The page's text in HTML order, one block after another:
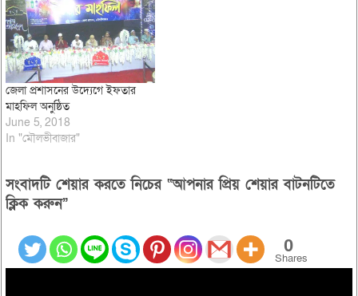
জেলা প্রশাসনের উদ্যেগে ইফতার
মাহফিল অনুষ্ঠিত
June 5, 2018
In "মৌলভীবাজার"
সংবাদটি শেয়ার করতে নিচের “আপনার প্রিয় শেয়ার বাটনটিতে
ক্লিক করুন”
0
Shares